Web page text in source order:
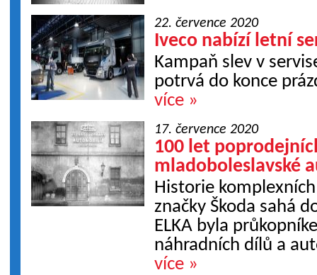
22. července 2020
Iveco nabízí letní
Kampaň slev v
potrvá do konce
více »
17. července 2020
100 let
mladoboleslavské
Historie
značky Škoda sahá
ELKA byla
náhradních dílů a
více »